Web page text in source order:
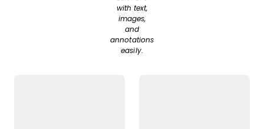
with text,
images,
and
annotations
easily.